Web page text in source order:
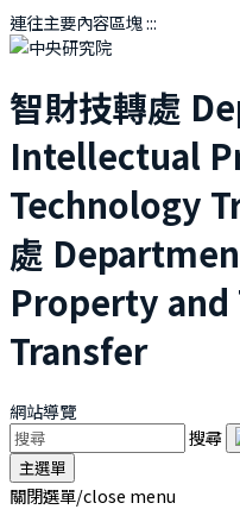
連往主要內容區塊:::
智財技轉處
Intellectual
Technology
處
Property and
Transfer
網站導覽
搜尋
主選單
關閉選單/close menu